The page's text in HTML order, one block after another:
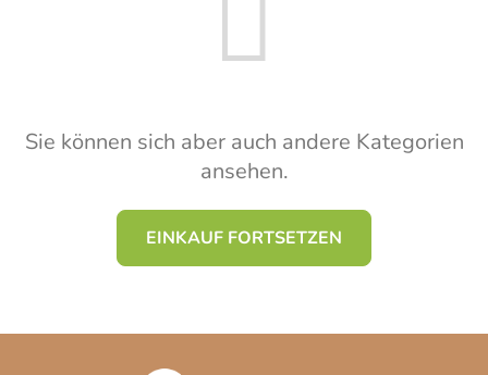
Sie können sich aber auch andere Kategorien
ansehen.
EINKAUF FORTSETZEN